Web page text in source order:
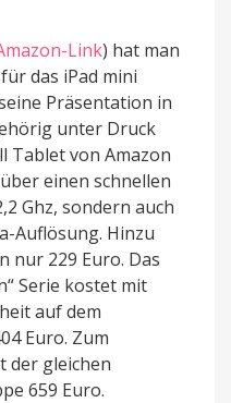
Link) hat man
das iPad mini
Präsentation in
unter Druck
Tablet von Amazon
einen schnellen
Ghz, sondern auch
Auflösung. Hinzu
nur 229 Euro. Das
Serie kostet mit
auf dem
Euro. Zum
der gleichen
659 Euro.